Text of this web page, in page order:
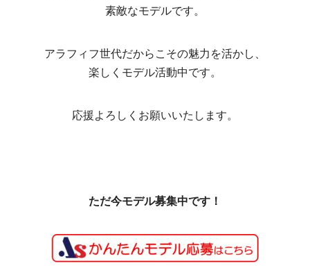
素敵なモデルです。
アラフィフ世代だからこその魅力を活かし、
楽しくモデル活動中です。
応援よろしくお願いいたします。
ただ今モデル募集中です！